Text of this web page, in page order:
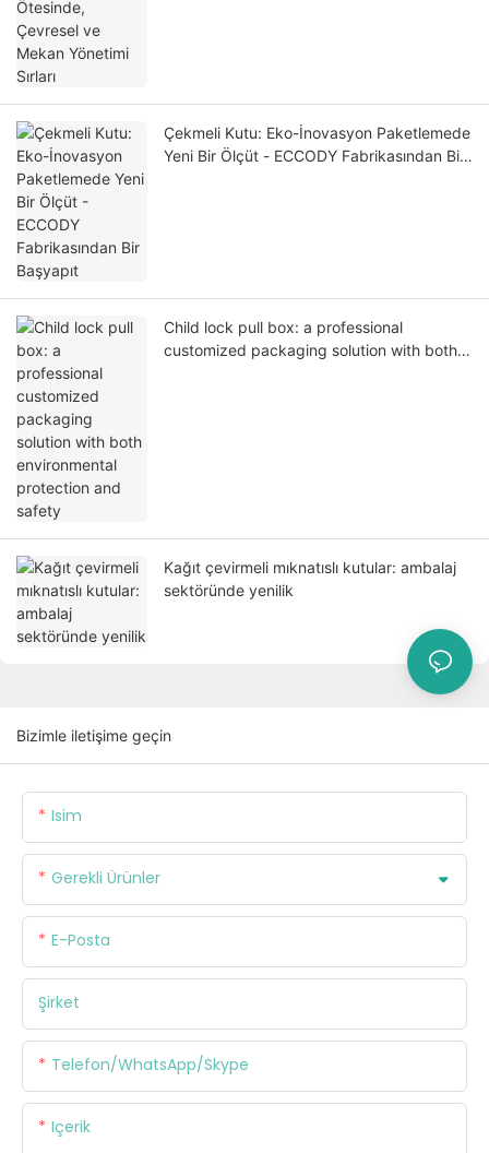
Çekmeli Kutu: Eko-İnovasyon Paketlemede
Yeni Bir Ölçüt - ECCODY Fabrikasından Bir
Child lock pull box: a professional
customized packaging solution with both
Kağıt çevirmeli mıknatıslı kutular: ambalaj
sektöründe yenilik
Bizimle iletişime geçin
Isim
Gerekli Ürünler
E-Posta
Şirket
Telefon/WhatsApp/Skype
Içerik